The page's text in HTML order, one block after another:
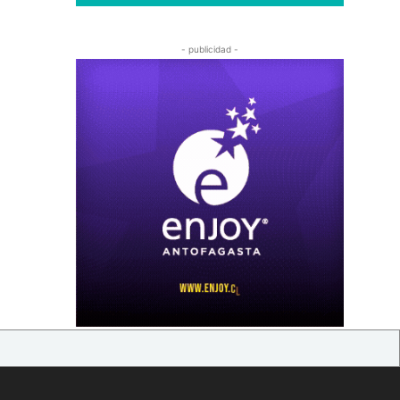
- publicidad -